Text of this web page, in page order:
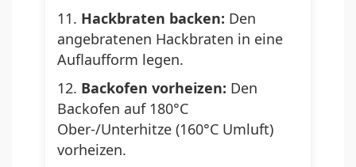
Hackbraten backen: Den
angebratenen Hackbraten in eine
Auflaufform legen.
Backofen vorheizen: Den
Backofen auf 180°C
Ober-/Unterhitze (160°C Umluft)
vorheizen.